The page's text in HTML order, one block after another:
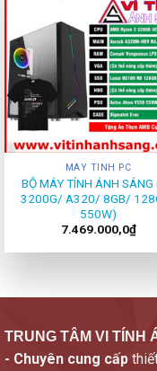
MÁY TÍNH PC
BỘ MÁY TÍNH ÁNH SÁNG
3200G/ A320/ 8GB/
550W)
7.469.000,0₫
TRUNG TÂM VI TÍNH
- Chuyên cung cấp